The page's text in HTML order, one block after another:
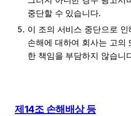
중단할 수 있습니다.
이 조의 서비스 중단으로 인
손해에 대하여 회사는 고의
한 책임을 부담하지 않습니
제14조 손해배상 등